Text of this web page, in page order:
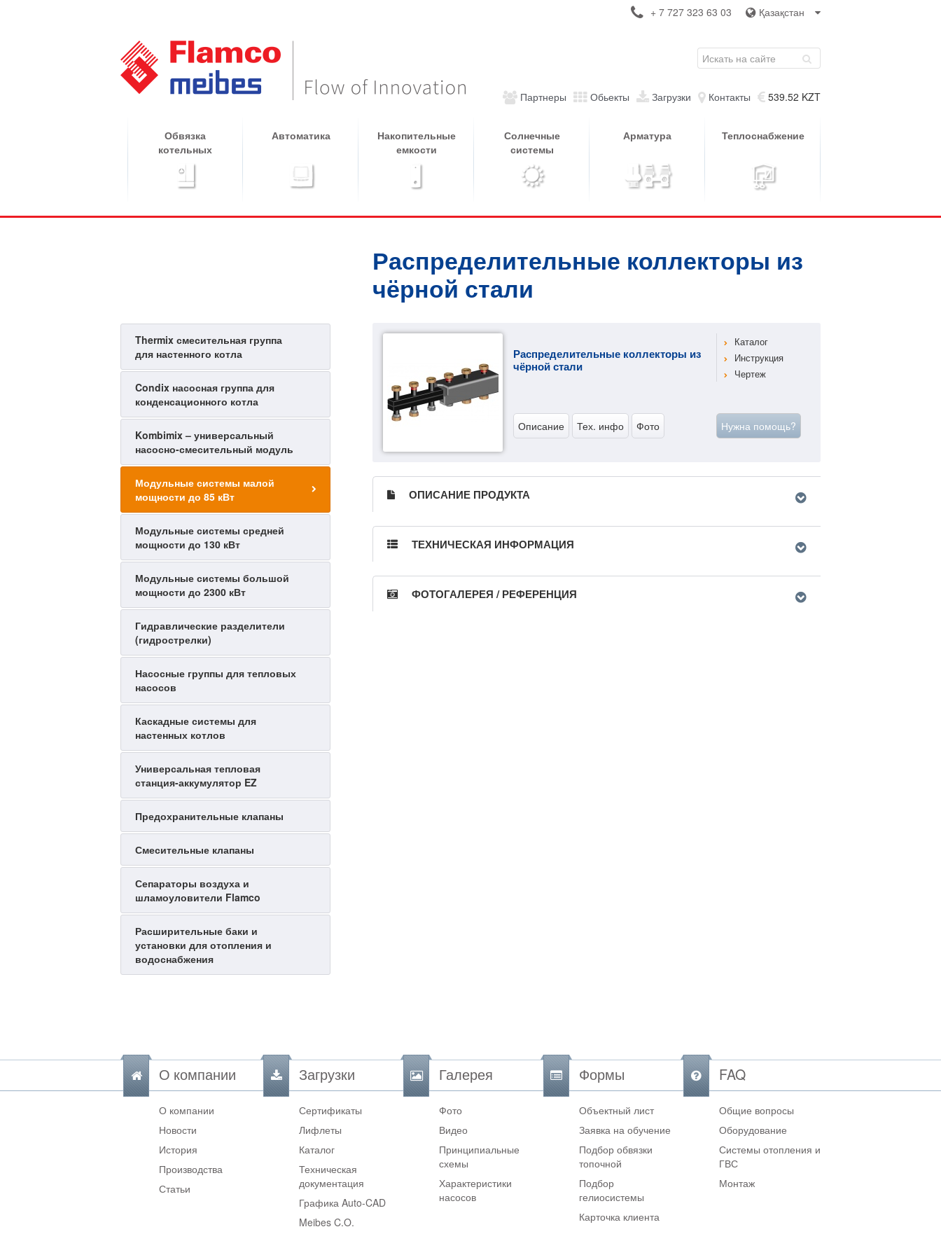
Қазақстан
+ 7 727 323 63 03
Партнеры Обьекты Загрузки Контакты 539.52 KZT
Обвязка
котельных
Автоматика
Накопительные
емкости
Солнечные
системы
Арматура Теплоснабжение
Распределительные коллекторы из
чёрной стали
Thermix смесительная группа
для настенного котла
Condix насосная группа для
конденсационного котла
Kombimix – универсальный
насосно-смесительный модуль
Модульные системы малой
мощности до 85 кВт
Модульные системы средней
мощности до 130 кВт
Модульные системы большой
мощности до 2300 кВт
Гидравлические разделители
(гидрострелки)
Насосные группы для тепловых
насосов
Каскадные системы для
настенных котлов
Универсальная тепловая
станция-аккумулятор EZ
Предохранительные клапаны
Смесительные клапаны
Сепараторы воздуха и
шламоуловители Flamco
Расширительные баки и
установки для отопления и
водоснабжения
Распределительные коллекторы из
чёрной стали
Описание Тех. инфо Фото
Каталог
Инструкция
Чертеж
Нужна помощь?
ОПИСАНИЕ ПРОДУКТА
ТЕХНИЧЕСКАЯ ИНФОРМАЦИЯ
ФОТОГАЛЕРЕЯ / РЕФЕРЕНЦИЯ
О компании
О компании
Новости
История
Производства
Статьи
Загрузки
Сертификаты
Лифлеты
Каталог
Техническая
документация
Графика Auto-CAD
Meibes C.O.
Галерея
Фото
Видео
Принципиальные
схемы
Характеристики
насосов
Формы
Объектный лист
Заявка на обучение
Подбор обвязки
топочной
Подбор
гелиосистемы
Карточка клиента
FAQ
Общие вопросы
Оборудование
Системы отопления и
ГВС
Монтаж